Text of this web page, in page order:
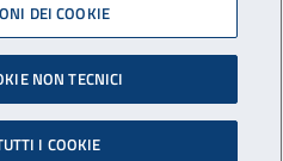
Direttore
del 31 luglio
DEI COOKIE
NON TECNICI
I COOKIE